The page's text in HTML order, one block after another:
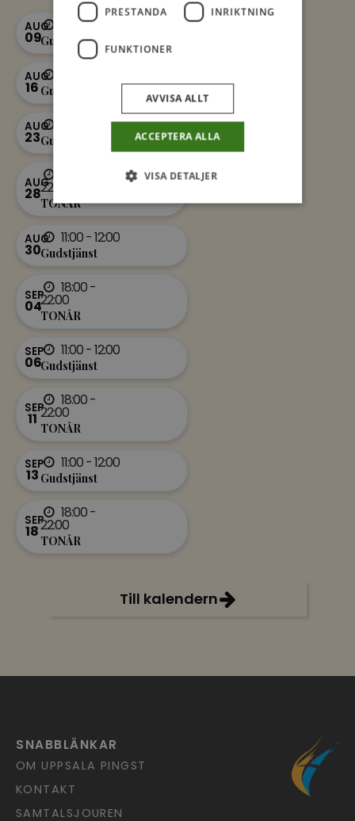
AUG
09Gudstjänst
11:00 - 12:00
AUG
16 Gudstjänst
AUG
23Gudstjänst
11:00 - 12:00
AUG
28
TONÅR
22:00
AUG
30Gudstjänst
11:00 - 12:00
SEP
04
TONÅR
18:00 -
22:00
SEP
06Gudstjänst
11:00 - 12:00
SEP
11
TONÅR
18:00 -
22:00
SEP
13 Gudstjänst
11:00 - 12:00
SEP
18
TONÅR
18:00 -
22:00
Till kalendern
SNABBLÄNKAR
OM UPPSALA PINGST
KONTAKT
SAMTALSJOUREN
PRESTANDA INRIKTNING
FUNKTIONER
ACCEPTERA ALLA
AVVISA ALLT
VISA DETALJER